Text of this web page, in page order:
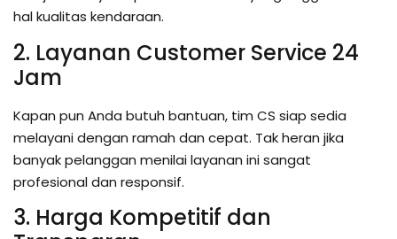
hal kualitas kendaraan.
2. Layanan Customer Service 24
Jam
Kapan pun Anda butuh bantuan, tim CS siap sedia
melayani dengan ramah dan cepat. Tak heran jika
banyak pelanggan menilai layanan ini sangat
profesional dan responsif.
3. Harga Kompetitif dan